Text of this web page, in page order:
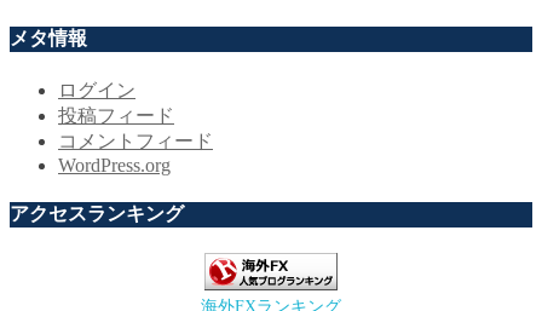
メタ情報
ログイン
投稿フィード
コメントフィード
WordPress.org
アクセスランキング
海外FXランキング